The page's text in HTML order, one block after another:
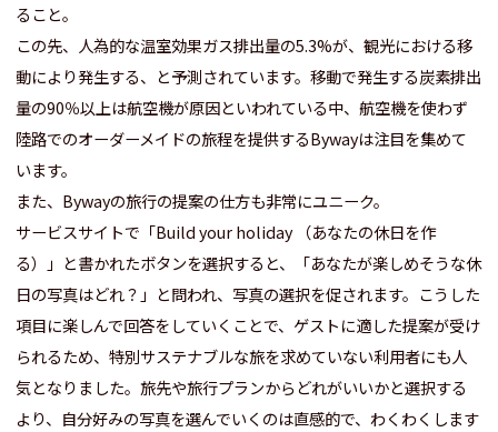
ること。
この先、人為的な温室効果ガス排出量の5.3%が、観光における移
動により発生する、と予測されています。移動で発生する炭素排出
量の90％以上は航空機が原因といわれている中、航空機を使わず
陸路でのオーダーメイドの旅程を提供するBywayは注目を集めて
います。
また、Bywayの旅行の提案の仕方も非常にユニーク。
サービスサイトで「Build your holiday （あなたの休日を作
る）」と書かれたボタンを選択すると、「あなたが楽しめそうな休
日の写真はどれ？」と問われ、写真の選択を促されます。こうした
項目に楽しんで回答をしていくことで、ゲストに適した提案が受け
られるため、特別サステナブルな旅を求めていない利用者にも人
気となりました。旅先や旅行プランからどれがいいかと選択する
より、自分好みの写真を選んでいくのは直感的で、わくわくします